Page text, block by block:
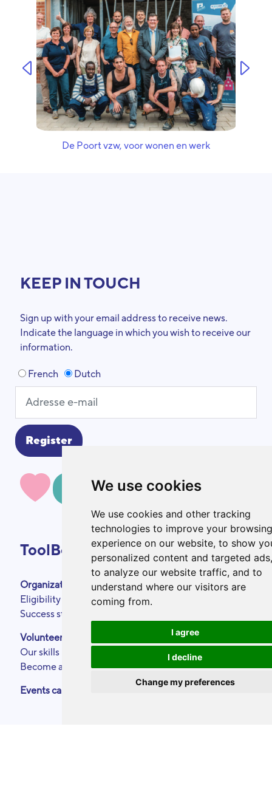
We use cookies
We use cookies and other tracking
technologies to improve your browsing
experience on our website, to show
personalized content and targeted ads,
to analyze our website traffic, and to
understand where our visitors are
coming from.
I agree
I decline
Change my preferences
De Poort vzw, voor wonen en werk
KEEP IN TOUCH
Sign up with your email address to receive news.
Indicate the language in which you wish to receive our
information.
French Dutch
MAKE A DONATION
ToolBox
Organizations
Eligibility criteria
Success stories
Volunteers
Our skills
Become a ToolBoxer
Events calendar
About
Podcasts
Annual reports
Legal Notice